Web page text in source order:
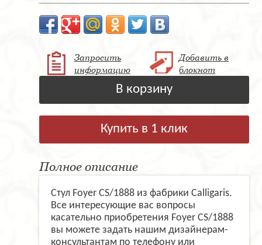
Запросить
информацию
Добавить в
блокнот
В корзину
Купить в 1 клик
Полное описание
Стул Foyer CS/1888 из фабрики Calligaris.
Все интересующие вас вопросы
касательно приобретения Foyer CS/1888
вы можете задать нашим дизайнерам-
консультантам по телефону или